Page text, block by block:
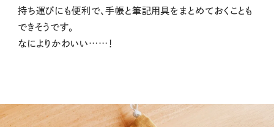
持ち運びにも便利で、手帳と筆記用具をまとめておくことも
できそうです。
なによりかわいい……！